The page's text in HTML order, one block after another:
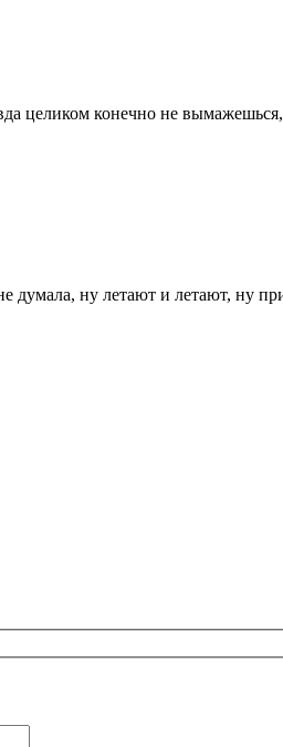
целиком конечно не
ну летают и летают, ну